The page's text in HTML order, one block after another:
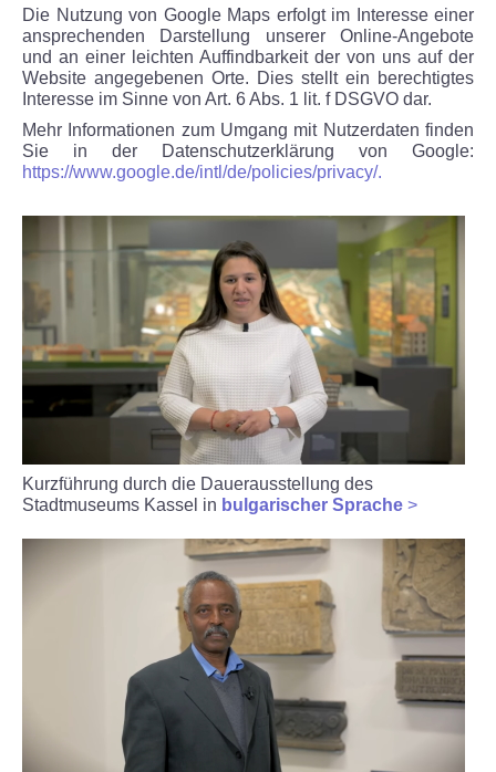
Die Nutzung von Google Maps erfolgt im Interesse einer
ansprechenden Darstellung unserer Online-Angebote
und an einer leichten Auffindbarkeit der von uns auf der
Website angegebenen Orte. Dies stellt ein berechtigtes
Interesse im Sinne von Art. 6 Abs. 1 lit. f DSGVO dar.
Mehr Informationen zum Umgang mit Nutzerdaten finden
Sie in der Datenschutzerklärung von Google:
https://www.google.de/intl/de/policies/privacy/.
Kurzführung durch die Dauerausstellung des
Stadtmuseums Kassel in bulgarischer Sprache >